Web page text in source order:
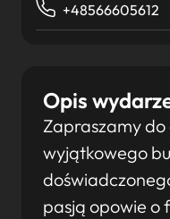
Opis
Zapraszamy
wyjątkowego
pasją opowie o
+48566605612